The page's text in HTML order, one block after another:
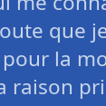
que
pour la
raison